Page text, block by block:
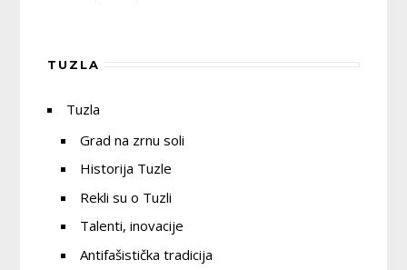
TUZLA
Tuzla
Grad na zrnu soli
Historija Tuzle
Rekli su o Tuzli
Talenti, inovacije
Antifašistička tradicija